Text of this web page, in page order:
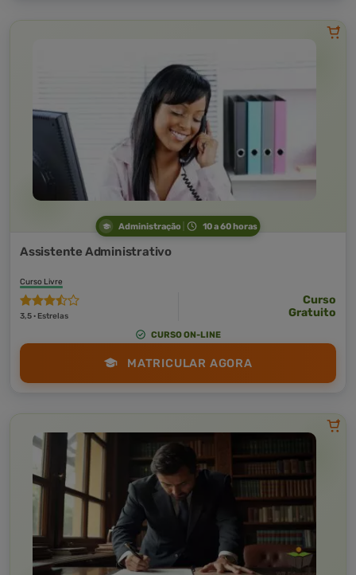
Administração 10 a 60 horas
Assistente Administrativo
Curso Livre
3,5 · Estrelas
Curso
Gratuito
CURSO ON-LINE
MATRICULAR AGORA